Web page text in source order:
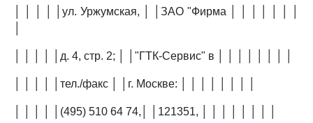
│ │ │ │ │ул. Уржумская, │ │ЗАО "Фирма │ │ │ │ │ │ │
│ │ │ │ │д. 4, стр. 2; │ │"ГТК-Сервис" в │ │ │ │ │ │ │ │
│ │ │ │ │тел./факс │ │г. Москве: │ │ │ │ │ │ │ │
│ │ │ │ │(495) 510 64 74,│ │121351, │ │ │ │ │ │ │ │